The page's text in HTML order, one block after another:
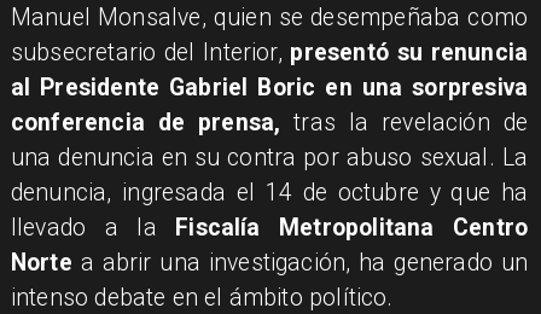
Manuel Monsalve, quien se desempeñaba como
subsecretario del Interior, presentó su renuncia
al Presidente Gabriel Boric en una sorpresiva
conferencia de prensa, tras la revelación de
una denuncia en su contra por abuso sexual. La
denuncia, ingresada el 14 de octubre y que ha
llevado a la
Fiscalía Metropolitana Centro
Norte a abrir una investigación, ha generado un
intenso debate en el ámbito político.